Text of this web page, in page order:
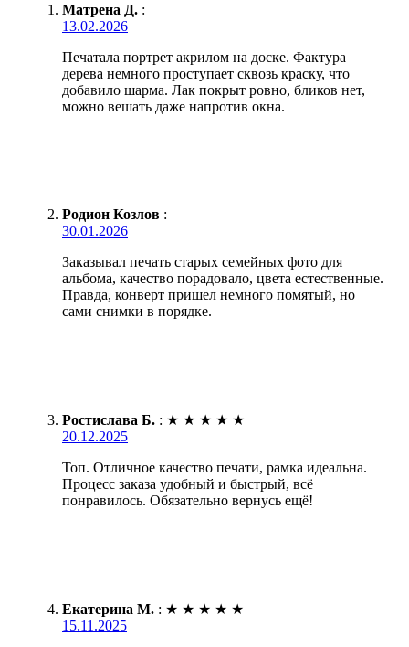
Матрена Д. :
13.02.2026
Печатала портрет акрилом на доске. Фактура
дерева немного проступает сквозь краску, что
добавило шарма. Лак покрыт ровно, бликов нет,
можно вешать даже напротив окна.
Родион Козлов :
30.01.2026
Заказывал печать старых семейных фото для
альбома, качество порадовало, цвета естественные.
Правда, конверт пришел немного помятый, но
сами снимки в порядке.
Ростислава Б. : ★ ★ ★ ★ ★
20.12.2025
Топ. Отличное качество печати, рамка идеальна.
Процесс заказа удобный и быстрый, всё
понравилось. Обязательно вернусь ещё!
Екатерина М. : ★ ★ ★ ★ ★
15.11.2025